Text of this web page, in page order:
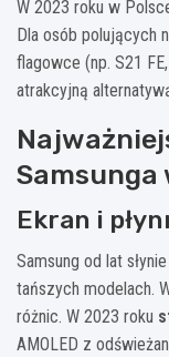
W 2023 roku w
Dla osób polujących
flagowce (np. S21
atrakcyjną
Samsunga
Ekran i
Samsung od lat
tańszych modelach.
różnic. W 2023 roku
AMOLED z